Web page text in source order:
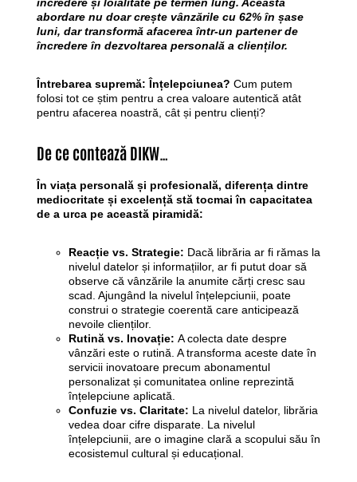
abordare nu doar crește vânzările cu 62% în șase
luni, dar transformă afacerea într-un partener de
încredere în dezvoltarea personală a clienților.
Întrebarea supremă: Înțelepciunea? Cum putem
folosi tot ce știm pentru a crea valoare autentică atât
pentru afacerea noastră, cât și pentru clienți?
De ce contează DIKW…
În viața personală și profesională, diferența dintre
mediocritate și excelență stă tocmai în capacitatea
de a urca pe această piramidă:
Reacție vs. Strategie: Dacă librăria ar fi rămas la
nivelul datelor și informațiilor, ar fi putut doar să
observe că vânzările la anumite cărți cresc sau
scad. Ajungând la nivelul înțelepciunii, poate
construi o strategie coerentă care anticipează
nevoile clienților.
Rutină vs. Inovație: A colecta date despre
vânzări este o rutină. A transforma aceste date în
servicii inovatoare precum abonamentul
personalizat și comunitatea online reprezintă
înțelepciune aplicată.
Confuzie vs. Claritate: La nivelul datelor, librăria
vedea doar cifre disparate. La nivelul
înțelepciunii, are o imagine clară a scopului său în
ecosistemul cultural și educațional.